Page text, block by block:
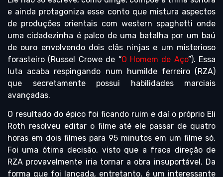
e ainda protagoniza esse conto que mistura aspectos
de produções orientais com western spaghetti onde
uma cidadezinha é palco de uma batalha por um baú
de ouro envolvendo dois clãs ninjas e um misterioso
forasteiro (Russel Crowe de “O Homem de Aço”). Essa
luta acaba respingando num humilde ferreiro (RZA)
que secretamente possui habilidades marciais
avançadas.
O resultado do épico foi ficando ruim e daí o próprio Eli
Roth resolveu editar o filme até ele passar de quatro
horas em dois filmes para 95 minutos em um filme só.
Foi uma ótima decisão, visto que a fraca direção de
RZA provavelmente iria tornar a obra insuportável. Da
forma que foi lançada, entretanto, é um interessante